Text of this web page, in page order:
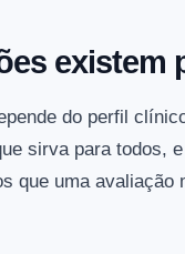
existem
do perfil
sirva para todos,
que uma avaliação